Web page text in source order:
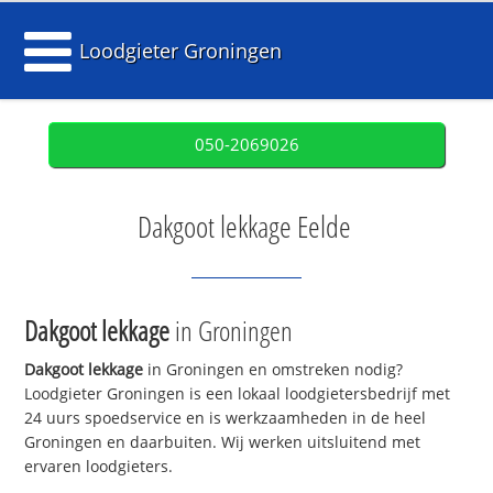
Loodgieter Groningen
050-2069026
Dakgoot lekkage Eelde
Dakgoot lekkagein Groningen
Dakgoot lekkage in Groningen en omstreken nodig?
Loodgieter Groningen is een lokaal loodgietersbedrijf met
24 uurs spoedservice en is werkzaamheden in de heel
Groningen en daarbuiten. Wij werken uitsluitend met
ervaren loodgieters.